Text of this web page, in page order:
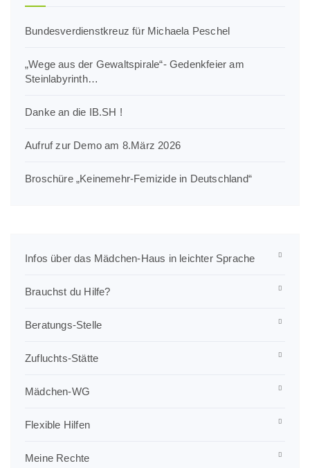
Bundesverdienstkreuz für Michaela Peschel
„Wege aus der Gewaltspirale“- Gedenkfeier am
Steinlabyrinth…
Danke an die IB.SH !
Aufruf zur Demo am 8.März 2026
Broschüre „Keinemehr-Femizide in Deutschland“
Infos über das Mädchen-Haus in leichter Sprache
Brauchst du Hilfe?
Beratungs-Stelle
Zufluchts-Stätte
Mädchen-WG
Flexible Hilfen
Meine Rechte